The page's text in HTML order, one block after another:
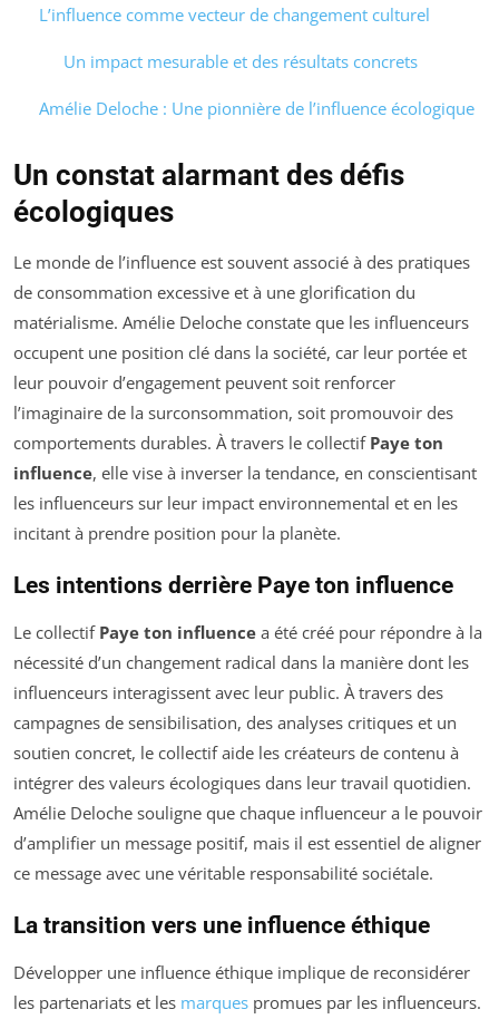
L’influence comme vecteur de changement culturel
Un impact mesurable et des résultats concrets
Amélie Deloche : Une pionnière de l’influence écologique
Un constat alarmant des défis
écologiques
Le monde de l’influence est souvent associé à des pratiques
de consommation excessive et à une glorification du
matérialisme. Amélie Deloche constate que les influenceurs
occupent une position clé dans la société, car leur portée et
leur pouvoir d’engagement peuvent soit renforcer
l’imaginaire de la surconsommation, soit promouvoir des
comportements durables. À travers le collectif Paye ton
influence, elle vise à inverser la tendance, en conscientisant
les influenceurs sur leur impact environnemental et en les
incitant à prendre position pour la planète.
Les intentions derrière Paye ton influence
Le collectif Paye ton influence a été créé pour répondre à la
nécessité d’un changement radical dans la manière dont les
influenceurs interagissent avec leur public. À travers des
campagnes de sensibilisation, des analyses critiques et un
soutien concret, le collectif aide les créateurs de contenu à
intégrer des valeurs écologiques dans leur travail quotidien.
Amélie Deloche souligne que chaque influenceur a le pouvoir
d’amplifier un message positif, mais il est essentiel de aligner
ce message avec une véritable responsabilité sociétale.
La transition vers une influence éthique
Développer une influence éthique implique de reconsidérer
les partenariats et les marques promues par les influenceurs.